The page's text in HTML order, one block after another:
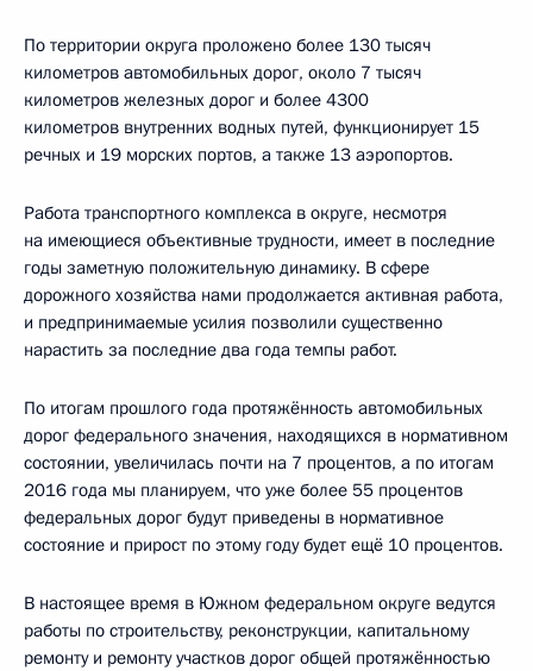
По территории округа проложено более 130 тысяч
километров автомобильных дорог, около 7 тысяч
километров железных дорог и более 4300
километров внутренних водных путей, функционирует 15
речных и 19 морских портов, а также 13 аэропортов.
Работа транспортного комплекса в округе, несмотря
на имеющиеся объективные трудности, имеет в последние
годы заметную положительную динамику. В сфере
дорожного хозяйства нами продолжается активная работа,
и предпринимаемые усилия позволили существенно
нарастить за последние два года темпы работ.
По итогам прошлого года протяжённость автомобильных
дорог федерального значения, находящихся в нормативном
состоянии, увеличилась почти на 7 процентов, а по итогам
2016 года мы планируем, что уже более 55 процентов
федеральных дорог будут приведены в нормативное
состояние и прирост по этому году будет ещё 10 процентов.
В настоящее время в Южном федеральном округе ведутся
работы по строительству, реконструкции, капитальному
ремонту и ремонту участков дорог общей протяжённостью